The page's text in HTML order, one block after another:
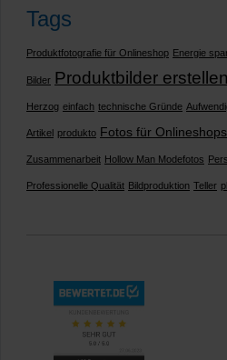
Tags
Produktfotografie für Onlineshop Energie
Bilder Produktbilder erstellen
Herzog einfach technische Gründe
Artikel produkto Fotos für Onlineshops
Zusammenarbeit Hollow Man Modefotos
Professionelle Qualität Bildproduktion Teller